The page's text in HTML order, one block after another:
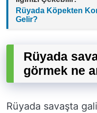
Rüyada Köpekten
Gelir?
Rüyada
görmek ne
Rüyada savaşta